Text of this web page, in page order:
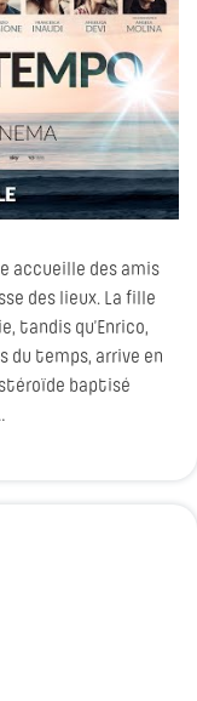
accueille des amis
des lieux. La fille
tandis qu’Enrico,
temps, arrive en
baptisé